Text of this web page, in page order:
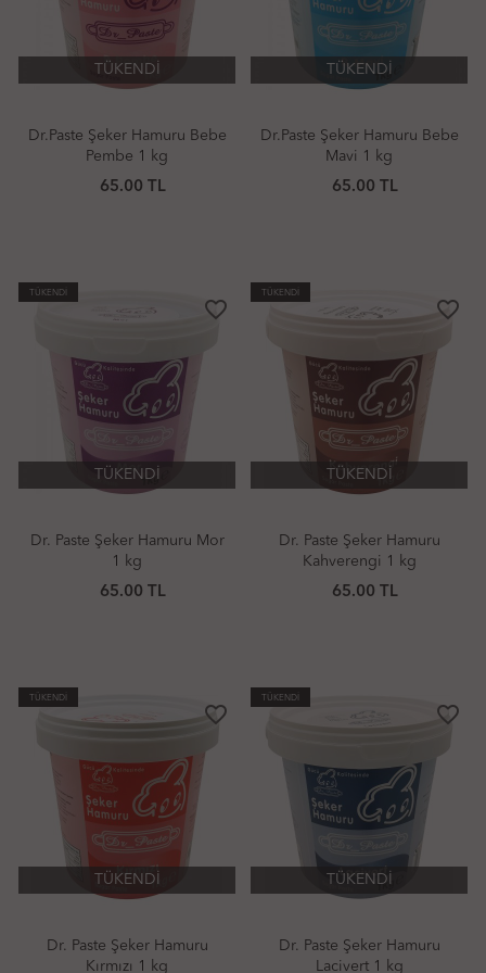
TÜKENDİ
Dr.Paste Şeker Hamuru Bebe
Pembe 1 kg
65.00 TL
TÜKENDİ
Dr.Paste Şeker Hamuru Bebe
Mavi 1 kg
65.00 TL
TÜKENDİ
favorite_border
TÜKENDİ
Dr. Paste Şeker Hamuru Mor
1 kg
65.00 TL
TÜKENDİ
favorite_border
TÜKENDİ
Dr. Paste Şeker Hamuru
Kahverengi 1 kg
65.00 TL
TÜKENDİ
favorite_border
TÜKENDİ
Dr. Paste Şeker Hamuru
Kırmızı 1 kg
TÜKENDİ
favorite_border
TÜKENDİ
Dr. Paste Şeker Hamuru
Lacivert 1 kg